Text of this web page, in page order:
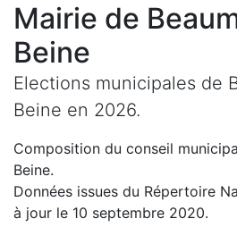
Mairie de
Beine
Elections municipales de
Beine en 2026.
Composition du conseil
Beine.
Données issues du Répertoire
à jour le 10 septembre 2020.